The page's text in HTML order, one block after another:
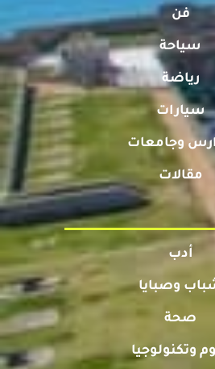
فن
سياحة
رياضة
سيارات
وجامعات
مقالات
أدب
وصبايا
صحة
وتكنولوجيا